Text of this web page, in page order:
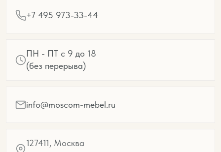
+7 495 973-33-44
ПН - ПТ с 9 до 18
(без перерыва)
info@moscom-mebel.ru
127411, Москва